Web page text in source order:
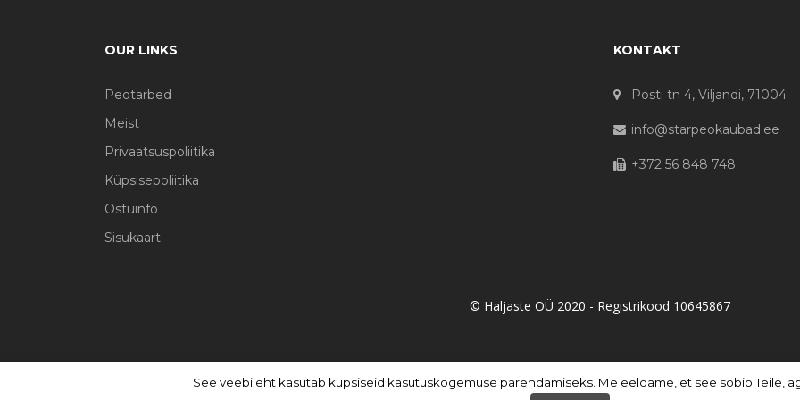
OUR LINKS
Peotarbed
Meist
Privaatsuspoliitika
Küpsisepoliitika
Ostuinfo
Sisukaart
KONTAKT
Posti tn 4, Viljandi, 71004
info@starpeokaubad.ee
+372 56 848 748
© Haljaste OÜ 2020 - Registrikood 10645867
See veebileht kasutab küpsiseid kasutuskogemuse parendamiseks. Me eeldame, et see sobib Teile,